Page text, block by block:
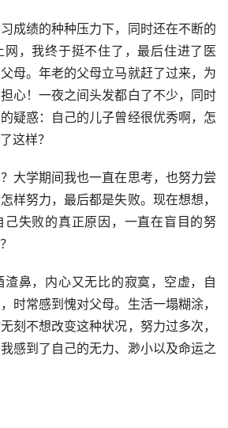
成绩的种种压力下，同时还在不断的
，我终于挺不住了，最后住进了医
母。年老的父母立马就赶了过来，为
心！一夜之间头发都白了不少，同时
疑惑：自己的儿子曾经很优秀啊，怎
这样？
大学期间我也一直在思考，也努力尝
样努力，最后都是失败。现在想想，
己失败的真正原因，一直在盲目的努
鼻，内心又无比的寂寞，空虚，自
时常感到愧对父母。生活一塌糊涂，
刻不想改变这种状况，努力过多次，
感到了自己的无力、渺小以及命运之